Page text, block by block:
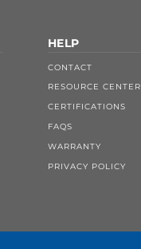
HELP
CONTACT
RESOURCE CENTER
CERTIFICATIONS
FAQS
WARRANTY
PRIVACY POLICY